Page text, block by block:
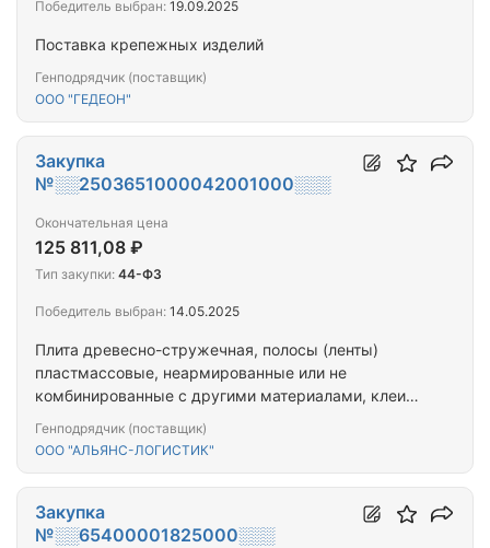
Поставка крепежных изделий
Генподрядчик (поставщик)
ООО "ГЕДЕОН"
Победитель выбран: 19.09.2025
Плита древесно-стружечная, полосы (ленты)
пластмассовые, неармированные или не
комбинированные с другими материалами, клеи
винты из черных металлов, петли, арматура
мебели из недрагоценных металлов, прокат
сортовой горячекатаный круглый прочий, без
дополнительной обработки, включая смотанный
Генподрядчик (поставщик)
ООО "АЛЬЯНС-ЛОГИСТИК"
Закупка
№░░2503651000042001000░░░
Окончательная цена
125 811,08 ₽
Тип закупки: 44-ФЗ
Победитель выбран: 14.05.2025
Закупка
№░░65400001825000░░░